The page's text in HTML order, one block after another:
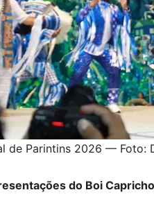
de Parintins 2026 — Foto:
do Boi